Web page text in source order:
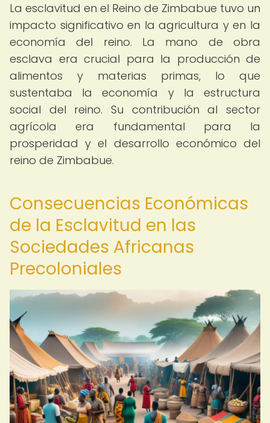
La esclavitud en el Reino de Zimbabue tuvo un
impacto significativo en la agricultura y en la
economía del reino. La mano de obra
esclava era crucial para la producción de
alimentos y materias primas, lo que
sustentaba la economía y la estructura
social del reino. Su contribución al sector
agrícola era fundamental para la
prosperidad y el desarrollo económico del
reino de Zimbabue.
Consecuencias Económicas
de la Esclavitud en las
Sociedades Africanas
Precoloniales